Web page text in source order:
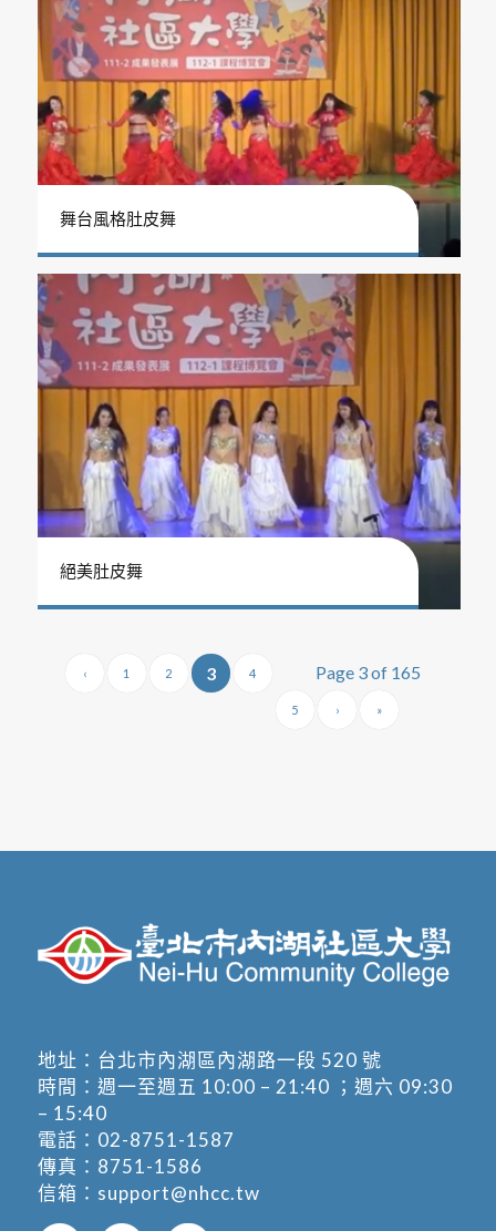
舞台風格肚皮舞
絕美肚皮舞
Page 3 of 165
‹ 1 2 3 4
5 › »
地址： 台北市內湖區內湖路一段 520 號
時間：週一至週五 10:00 – 21:40 ；週六 09:30
– 15:40
電話： 02-8751-1587
傳真：8751-1586
信箱： support@nhcc.tw